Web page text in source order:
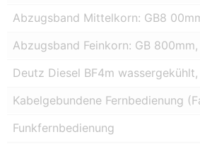
Abzugsband Mittelkorn: GB8
Abzugsband Feinkorn: GB
Deutz Diesel BF4m
Kabelgebundene Fernbedienung
Funkfernbedienung